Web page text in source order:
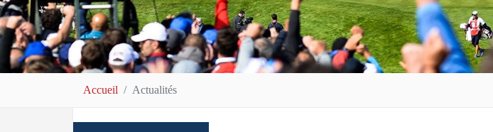
Accueil Actualités